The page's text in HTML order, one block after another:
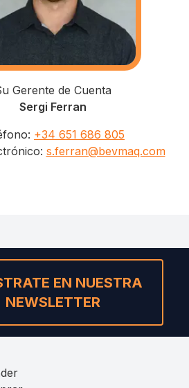
Gerente de Cuenta
Sergi Ferran
: +34 651 686 805
: s.ferran@bevmaq.com
EN NUESTRA
NEWSLETTER